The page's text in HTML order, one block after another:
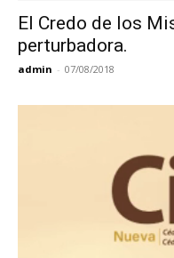
El Credo de los
perturbadora.
admin - 07/08/2018